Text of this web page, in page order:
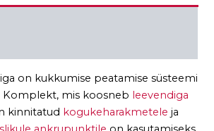
on kukkumise peatamise süsteemi
mis koosneb leevendiga
kinnitatud kogukeharakmetele ja